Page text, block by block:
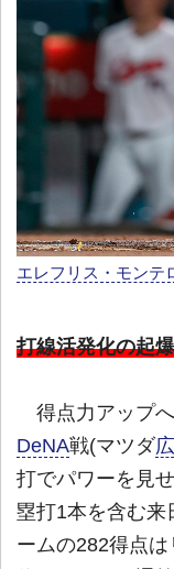
エレフリス・モンテ
打線活発化の起
得点力アップ
DeNA戦(マツダ
打でパワーを見
塁打1本を含む来
ームの282得点